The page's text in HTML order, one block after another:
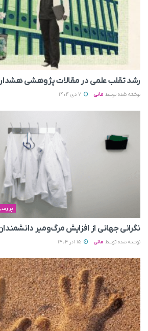
رشد تقلب علمی در مقالات پژوهشی
نوشته شده توسط مانی
نگرانی جهانی از افزایش مرگ‌ومیر
نوشته شده توسط مانی